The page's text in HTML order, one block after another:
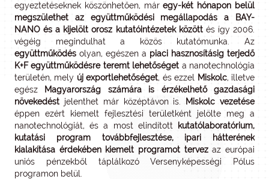
egyeztetéseknek köszönhetően, máregy-két hónapon belül
megszülethet az együttműködési megállapodás a BAY-
NANO és a kijelölt orosz kutatóintézetek közöttés így 2006.
végéig megindulhat a közös kutatómunka. Az
együttműködés olyan, egészen a piaci hasznosításig terjedő
K+F együttműködésre teremt lehetőséget a nanotechnológia
területén, mely új exportlehetőséget, és ezzel Miskolc, illetve
egész Magyarország számára is érzékelhető gazdasági
növekedést jelenthet már középtávon is.
Miskolc vezetése
éppen ezért kiemelt fejlesztési területként jelölte meg a
nanotechnológiát, és a most elindított
kutatólaboratórium,
kutatási program továbbfejlesztése, ipari hátterének
kialakítása érdekében kiemelt programot tervezaz európai
uniós pénzekből táplálkozó Versenyképességi Pólus
programon belül.